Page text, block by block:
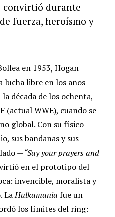
convirtió durante
fuerza, heroísmo y
en 1953, Hogan
lucha libre en los años
década de los ochenta,
(actual WWE), cuando se
global. Con su físico
sus bandanas y sus
—“Say your prayers and
en el prototipo del
invencible, moralista y
LaHulkamania fue un
los límites del ring: